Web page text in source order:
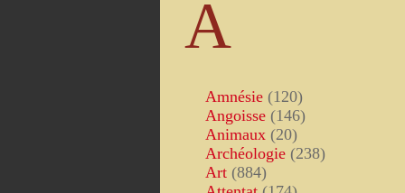
A
Amnésie (120)
Angoisse (146)
Animaux (20)
Archéologie (238)
Art (884)